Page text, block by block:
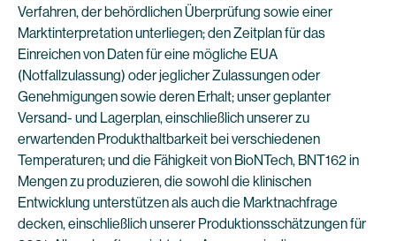
Verfahren, der behördlichen Überprüfung sowie einer
Marktinterpretation unterliegen; den Zeitplan für das
Einreichen von Daten für eine mögliche EUA
(Notfallzulassung) oder jeglicher Zulassungen oder
Genehmigungen sowie deren Erhalt; unser geplanter
Versand- und Lagerplan, einschließlich unserer zu
erwartenden Produkthaltbarkeit bei verschiedenen
Temperaturen; und die Fähigkeit von BioNTech, BNT162 in
Mengen zu produzieren, die sowohl die klinischen
Entwicklung unterstützen als auch die Marktnachfrage
decken, einschließlich unserer Produktionsschätzungen für